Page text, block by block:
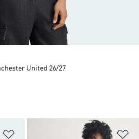
Ajouter à la Liste de produits
United 26/27